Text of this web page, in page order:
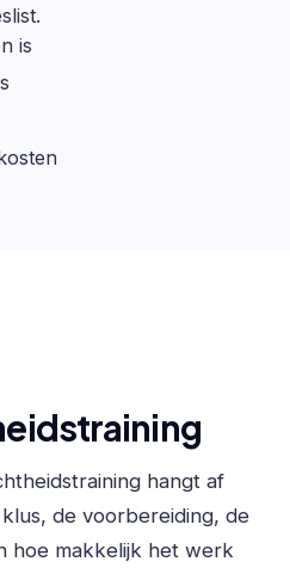
is
hangt af
de voorbereiding, de
hoe makkelijk het werk